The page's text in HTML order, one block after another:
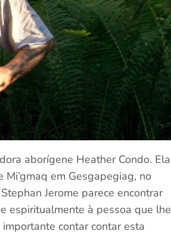
aborígene Heather Condo. Ela
em Gesgapegiag, no
Jerome parece encontrar
espiritualmente à pessoa que lhe
contar contar esta